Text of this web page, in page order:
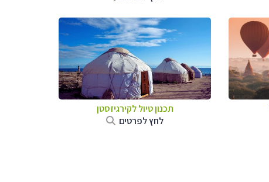
תכנון טיוללקירגיזסטן
לחץ לפרטים